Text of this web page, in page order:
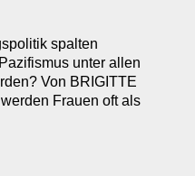
spalten
unter allen
Von BRIGITTE
Frauen oft als